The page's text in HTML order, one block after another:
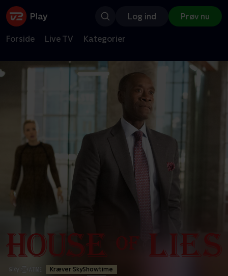
Log ind Prøv nu
Forside Live TV Kategorier
Kræver SkyShowtime